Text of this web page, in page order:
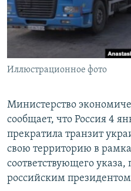
ПОБЕДИТЕЛЕЙ НЕ СУДЯТ?
КРЫМ.НЕПОКОРЕННЫЙ
УКРАИНСКАЯ ПРОБЛЕМА КРЫМА
ПРИСОЕДИНЯЙТЕСЬ!
Иллюстрационное фото
Министерство
сообщает, что Россия 4
прекратила транзит
свою территорию в
соответствующего
российским